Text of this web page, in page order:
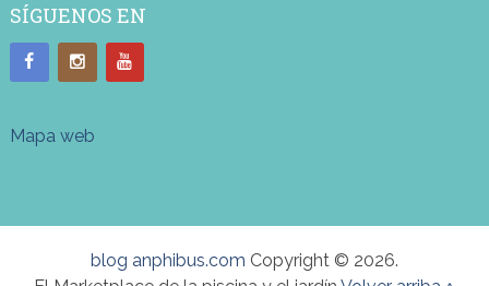
SÍGUENOS EN
Mapa web
blog anphibus.com Copyright © 2026.